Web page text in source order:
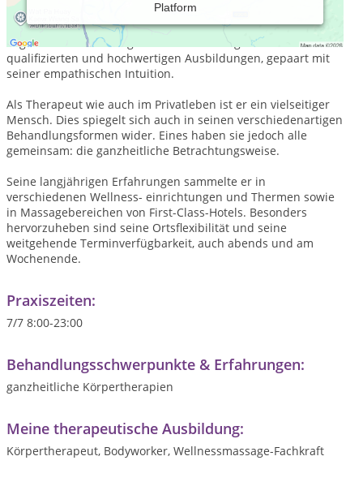
Platform
Zunächst geprägt durch die Sporttherapie, hat sich Klaus R.
Binder immer mehr den vielseitigen Körpertherapien
zugewendet. Der Erfolg seiner Behandlungen basiert auf den
qualifizierten und hochwertigen Ausbildungen, gepaart mit
seiner empathischen Intuition.
Als Therapeut wie auch im Privatleben ist er ein vielseitiger
Mensch. Dies spiegelt sich auch in seinen verschiedenartigen
Behandlungsformen wider. Eines haben sie jedoch alle
gemeinsam: die ganzheitliche Betrachtungsweise.
Seine langjährigen Erfahrungen sammelte er in
verschiedenen Wellness- einrichtungen und Thermen sowie
in Massagebereichen von First-Class-Hotels. Besonders
hervorzuheben sind seine Ortsflexibilität und seine
weitgehende Terminverfügbarkeit, auch abends und am
Wochenende.
Praxiszeiten:
7/7 8:00-23:00
Behandlungsschwerpunkte & Erfahrungen:
ganzheitliche Körpertherapien
Meine therapeutische Ausbildung:
Körpertherapeut, Bodyworker, Wellnessmassage-Fachkraft